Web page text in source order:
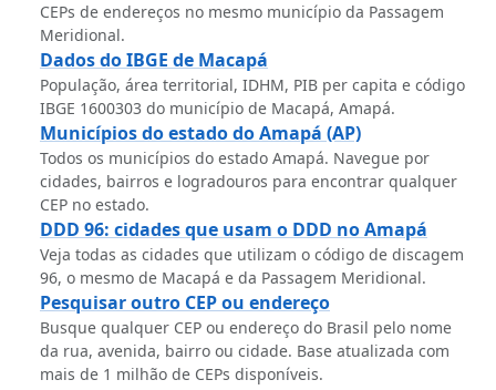
CEPs de endereços no mesmo município da Passagem
Meridional.
Dados do IBGE de Macapá
População, área territorial, IDHM, PIB per capita e código
IBGE 1600303 do município de Macapá, Amapá.
Municípios do estado do Amapá (AP)
Todos os municípios do estado Amapá. Navegue por
cidades, bairros e logradouros para encontrar qualquer
CEP no estado.
DDD 96: cidades que usam o DDD no Amapá
Veja todas as cidades que utilizam o código de discagem
96, o mesmo de Macapá e da Passagem Meridional.
Pesquisar outro CEP ou endereço
Busque qualquer CEP ou endereço do Brasil pelo nome
da rua, avenida, bairro ou cidade. Base atualizada com
mais de 1 milhão de CEPs disponíveis.